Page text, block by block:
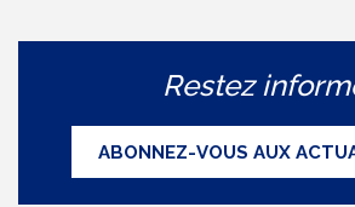
Restez
ABONNEZ-VOUS AUX